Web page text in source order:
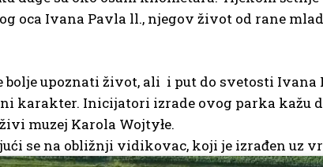
oca Ivana Pavla ll., njegov život od rane
upoznati život, ali i put do svetosti Ivana
karakter. Inicijatori izrade ovog parka kažu
muzej Karola Wojtyłe.
se na obližnji vidikovac, koji je izrađen uz